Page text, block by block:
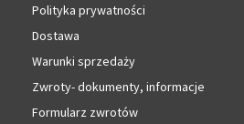
Polityka prywatności
Dostawa
Warunki sprzedaży
Zwroty- dokumenty, informacje
Formularz zwrotów